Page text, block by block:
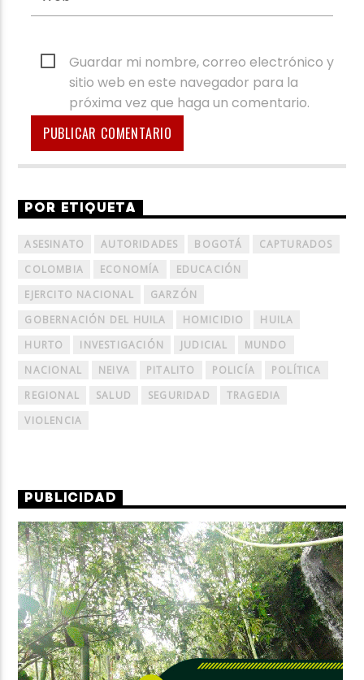
Guardar mi nombre, correo electrónico y
sitio web en este navegador para la
próxima vez que haga un comentario.
POR ETIQUETA
ASESINATO AUTORIDADES BOGOTÁ
CAPTURADOS
COLOMBIA
ECONOMÍA
EDUCACIÓN
EJERCITO NACIONAL
GARZÓN
GOBERNACIÓN DEL HUILA
HOMICIDIO
HUILA
HURTO
INVESTIGACIÓN JUDICIAL
MUNDO
NACIONAL
NEIVA PITALITO POLICÍA
POLÍTICA
REGIONAL
SALUD SEGURIDAD
TRAGEDIA
VIOLENCIA
PUBLICIDAD